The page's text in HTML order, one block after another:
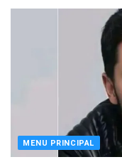
MENU PRINCIPAL